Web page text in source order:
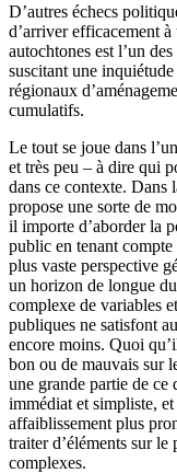
D’autres échecs
d’arriver efficacement
autochtones est l’un
suscitant une
régionaux
cumulatifs.
Le tout se joue dans
et très peu – à dire qui
dans ce contexte. Dans
propose une sorte de
il importe d’aborder la
public en tenant
plus vaste perspective
un horizon de longue
complexe de variables
publiques ne satisfont
encore moins. Quoi
bon ou de mauvais sur
une grande partie de ce
immédiat et simpliste, et
affaiblissement plus
traiter d’éléments sur
complexes.